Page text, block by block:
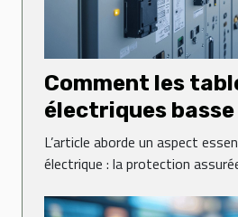
Comment les
électriques
sécurisent-ils vos
installations ?
L’article aborde un aspect
électrique : la protection